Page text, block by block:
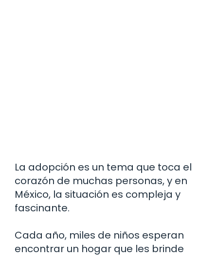
La adopción es un tema que toca el
corazón de muchas personas, y en
México, la situación es compleja y
fascinante.
Cada año, miles de niños esperan
encontrar un hogar que les brinde